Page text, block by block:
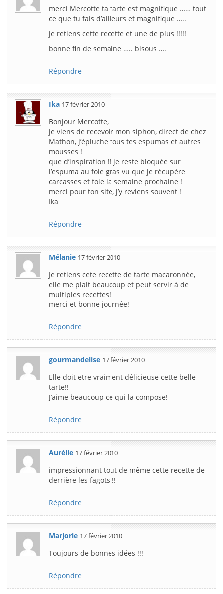
merci Mercotte ta tarte est magnifique …… tout
ce que tu fais d’ailleurs et magnifique …..
je retiens cette recette et une de plus !!!!!
bonne fin de semaine ….. bisous ….
Répondre
Ika 17 février 2010
Bonjour Mercotte,
je viens de recevoir mon siphon, direct de chez
Mathon, j’épluche tous tes espumas et autres
mousses !
que d’inspiration !! je reste bloquée sur
l’espuma au foie gras vu que je récupère
carcasses et foie la semaine prochaine !
merci pour ton site, j’y reviens souvent !
Ika
Répondre
Mélanie 17 février 2010
Je retiens cete recette de tarte macaronnée,
elle me plait beaucoup et peut servir à de
multiples recettes!
merci et bonne journée!
Répondre
gourmandelise 17 février 2010
Elle doit etre vraiment délicieuse cette belle
tarte!!
J’aime beaucoup ce qui la compose!
Répondre
Aurélie 17 février 2010
impressionnant tout de même cette recette de
derrière les fagots!!!
Répondre
Marjorie 17 février 2010
Toujours de bonnes idées !!!
Répondre